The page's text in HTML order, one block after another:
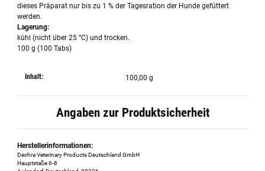
dieses Präparat nur bis zu 1 % der Tagesration der Hunde gefüttert
werden.
Lagerung:
kühl (nicht über 25 °C) und trocken.
100 g (100 Tabs)
Inhalt: 100,00 g
Angaben zur Produktsicherheit
Herstellerinformationen:
Dechra Veterinary Products Deutschland GmbH
Hauptstaße 6-8